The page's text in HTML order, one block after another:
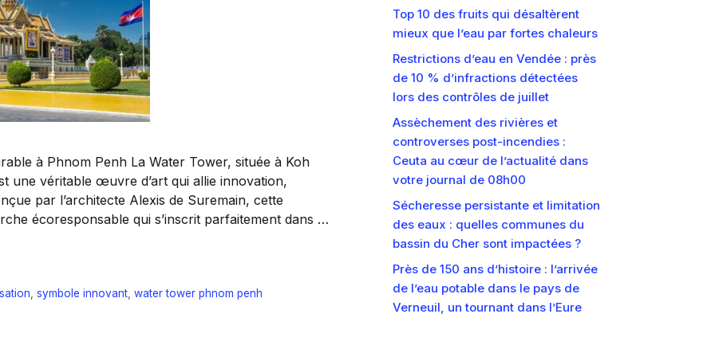
à Phnom Penh La Water Tower, située à Koh
une véritable œuvre d’art qui allie innovation,
par l’architecte Alexis de Suremain, cette
écoresponsable qui s’inscrit parfaitement dans …
symbole innovant, water tower phnom penh
Top 10 des fruits qui désaltèrent
mieux que l’eau par fortes chaleurs
Restrictions d’eau en Vendée : près
de 10 % d’infractions détectées
lors des contrôles de juillet
Assèchement des rivières et
controverses post-incendies :
Ceuta au cœur de l’actualité dans
votre journal de 08h00
Sécheresse persistante et limitation
des eaux : quelles communes du
bassin du Cher sont impactées ?
Près de 150 ans d’histoire : l’arrivée
de l’eau potable dans le pays de
Verneuil, un tournant dans l’Eure